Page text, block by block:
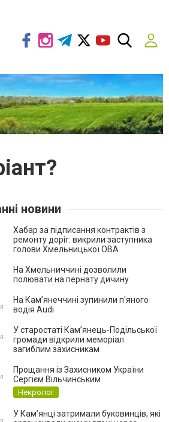
новини
Хабар за підписання контрактів з
ремонту доріг: викрили заступника
голови Хмельницької ОВА
На Хмельниччині дозволили
полювати на пернату дичину
На Камʼянеччині зупинили п'яного
водія Audi
У старостаті Кам’янець-Подільської
громади відкрили меморіал
загиблим захисникам
Прощання із Захисником України
Сергієм Вільчинським
Некролог
У Кам’янці затримали буковинців, які